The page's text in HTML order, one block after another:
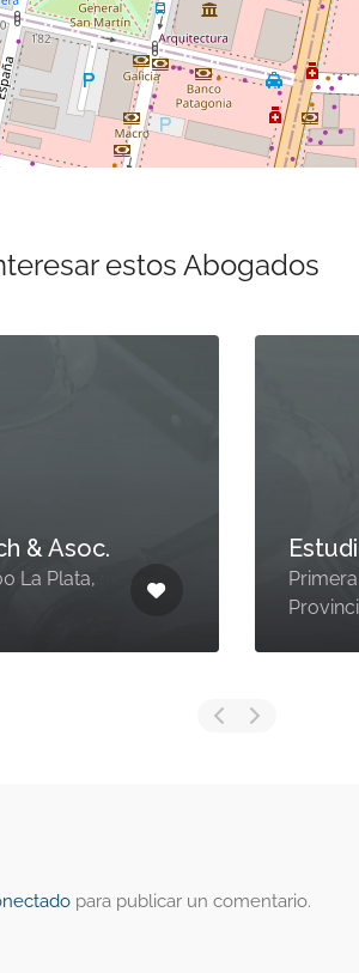
estos Abogados
& Asoc.
La Plata,
para publicar un comentario.